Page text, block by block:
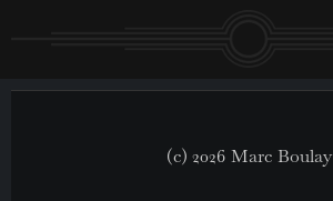
(c) 2026 Marc Boulay